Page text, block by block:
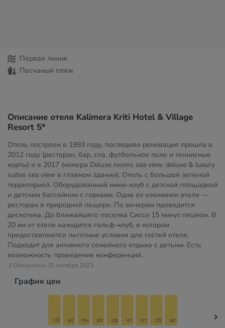
Первая линия
Песчаный пляж
Описание отеля Kalimera Kriti Hotel & Village
Resort 5*
Отель построен в 1993 году, последняя реновация прошла в
2012 году (ресторан, бар, спа, футбольное поле и теннисные
корты) и в 2017 (номера Deluxe rooms sea view, deluxe & luxury
suites sea view в главном здании). Отель с большой зеленой
территорией. Оборудованный мини-клуб с детской площадкой
и детским бассейном с горками. Одна из изюминок отеля —
ресторан в природной пещере. По вечерам проводится
дискотека. До ближайшего поселка Сисси 15 минут пешком. В
20 км от отеля находится гольф-клуб, в котором
предоставляются льготные условия для гостей отеля.
Подходит для активного семейного отдыха с детьми. Есть
возможность проведения конференций.
// Обновлено 20 октября 2023
График цен
сб вс пн вт ср чт пт сб вс